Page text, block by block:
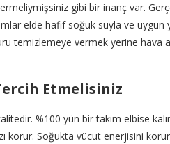
gibi bir inanç var.
elde hafif soğuk suyla ve uygun
temizlemeye vermek yerine hava
Etmelisiniz
%100 yün bir takım elbise
korur. Soğukta vücut enerjisini